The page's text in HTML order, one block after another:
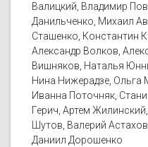
Валицкий, Владимир
Данильченко, Михаил
Сташенко, Константин
Александр Волков,
Вишняков, Наталья
Нина Нижерадзе, Ольга
Иванна Поточняк,
Герич, Артем
Шутов, Валерий
Даниил Дорошенко